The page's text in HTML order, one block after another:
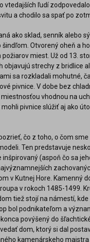
vtedajších ľudí
a chodilo sa spať po
ako sklad, senník alebo
šindľom. Otvorený oheň a
miest. Už od 13.
objavujú strechy z bridlice
sa rozkladali mohutné,
pivnice. V dobe bez
vhodnou na
pivnice slúžiť aj ako
čo z toho, o čom
Ten predstavuje
(aspoň čo sa
v Kutnej Hore. Kamenný
v rokoch 1485-1499.
tiež stojí na námestí, kde
bol podnikateľom a
povýšený do
dom, ktorý si dal
kamenárskeho majstra